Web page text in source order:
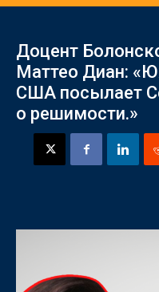
Доцент
Маттео Диан:
США посылает
о решимости.»